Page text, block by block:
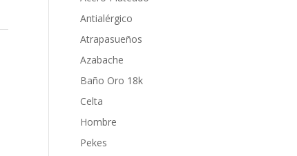
Antialérgico
Atrapasueños
Azabache
Baño Oro 18k
Celta
Hombre
Pekes